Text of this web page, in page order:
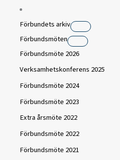
Förbundets arkiv
Förbundsmöten
Förbundsmöte 2026
Verksamhetskonferens 2025
Förbundsmöte 2024
Förbundsmöte 2023
Extra årsmöte 2022
Förbundsmöte 2022
Förbundsmöte 2021